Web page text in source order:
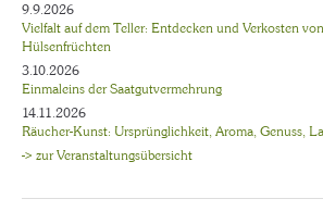
9.9.2026
Vielfalt auf dem Teller: Entdecken und Verkosten
Hülsenfrüchten
3.10.2026
Einmaleins der Saatgutvermehrung
14.11.2026
Räucher-Kunst: Ursprünglichkeit, Aroma, Genuss,
-> zur Veranstaltungsübersicht